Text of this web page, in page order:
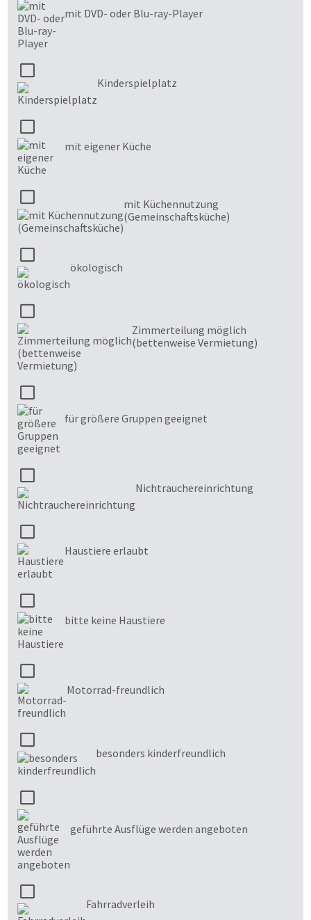
mit DVD- oder Blu-ray-Player
Kinderspielplatz
mit eigener Küche
mit Küchennutzung
(Gemeinschaftsküche)
ökologisch
Zimmerteilung möglich
(bettenweise Vermietung)
für größere Gruppen geeignet
Nichtrauchereinrichtung
Haustiere erlaubt
bitte keine Haustiere
Motorrad-freundlich
besonders kinderfreundlich
geführte Ausflüge werden angeboten
Fahrradverleih